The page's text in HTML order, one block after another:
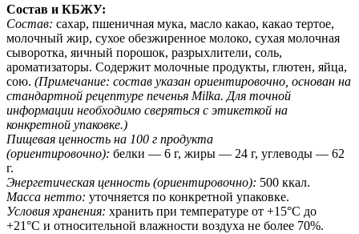
Состав и КБЖУ:
Состав: сахар, пшеничная мука, масло какао, какао тертое,
молочный жир, сухое обезжиренное молоко, сухая молочная
сыворотка, яичный порошок, разрыхлители, соль,
ароматизаторы. Содержит молочные продукты, глютен, яйца,
сою. (Примечание: состав указан ориентировочно, основан на
стандартной рецептуре печенья Milka. Для точной
информации необходимо сверяться с этикеткой на
конкретной упаковке.)
Пищевая ценность на 100 г продукта
(ориентировочно): белки — 6 г, жиры — 24 г, углеводы — 62
г.
Энергетическая ценность (ориентировочно): 500 ккал.
Масса нетто: уточняется по конкретной упаковке.
Условия хранения: хранить при температуре от +15°C до
+21°C и относительной влажности воздуха не более 70%.